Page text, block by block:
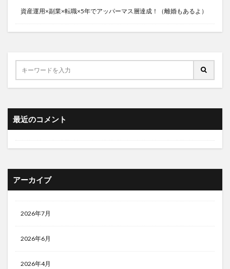
資産運用×副業×転職×5年でアッパーマス層達成！（離婚もあるよ）
最近のコメント
アーカイブ
2026年7月
2026年6月
2026年4月